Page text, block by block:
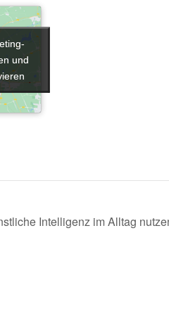
und
und
Intelligenz im Alltag